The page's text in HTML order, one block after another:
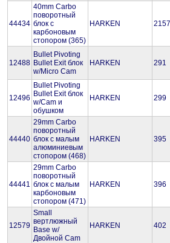
44434
40mm Carbo
поворотный
блок с
карбоновым
стопором (365)
HARKEN 2157
12488
Bullet Pivoting
Bullet Exit блок
w/Micro Cam
HARKEN 291
12496
Bullet Pivoting
Bullet Exit блок
w/Cam и
обушком
HARKEN 299
44440
29mm Carbo
поворотный
блок с малым
алюминиевым
стопором (468)
HARKEN 395
44441
29mm Carbo
поворотный
блок с малым
карбоновым
стопором (471)
HARKEN 396
12579
Small
вертлюжный
Base w/
Двойной Cam
HARKEN 402